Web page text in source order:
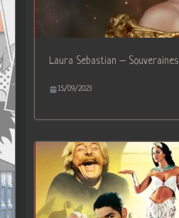
Laura Sebastian – Souveraines
15/09/2023